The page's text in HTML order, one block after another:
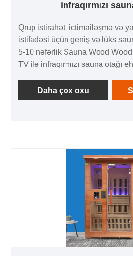
infraqırmızı
Qrup istirahət, ictimailəşmə və
istifadəsi üçün geniş və lüks
5-10 nəfərlik Sauna Wood
TV ilə infraqırmızı sauna otağı
və insan mərkəzli dizaynı
uyğunlaşdırılır.
Daha çox oxu